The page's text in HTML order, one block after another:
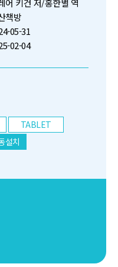
어 키건 저/홍한별 역
책방
05-31
02-04
TABLET
설치